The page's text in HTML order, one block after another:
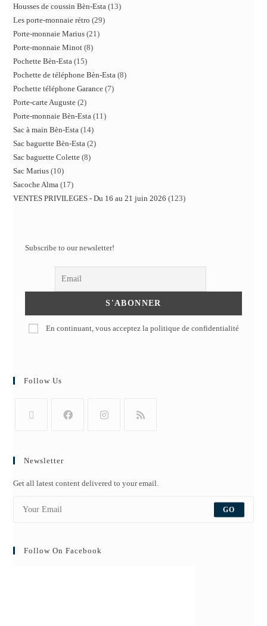
Housses de coussin Bèn-Esta 13
Les porte-monnaie rétro 29
Porte-monnaie Marius 21
Porte-monnaie Minot 8
Pochette Bèn-Esta 15
Pochette de téléphone Bèn-Esta 8
Pochette téléphone Garance 7
Porte-carte Auguste 2
Porte-monnaie Bèn-Esta 11
Sac à main Bèn-Esta 14
Sac baguette Bèn-Esta 2
Sac baguette Colette 8
Sac Marius 10
Sacoche Alma 17
VENTES PRIVILEGES - Du 16 au 21 juin 2026 123
Subscribe to our newsletter!
En continuant, vous acceptez la politique de confidentialité
Follow Us
Newsletter
Get all latest content delivered to your email.
GO
Follow On Facebook